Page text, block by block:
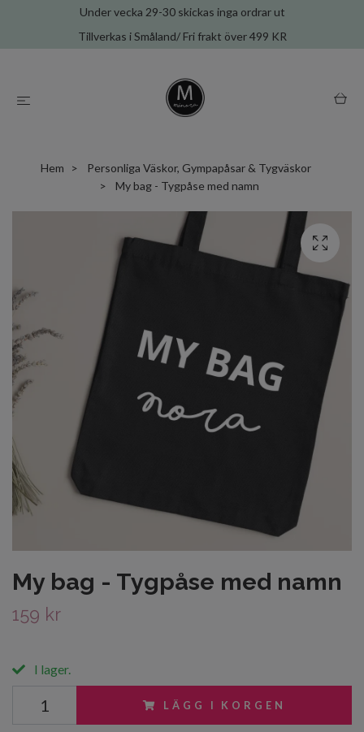
Under vecka 29-30 skickas inga ordrar ut
Tillverkas i Småland/ Fri frakt över 499 KR
Hem
Personliga Väskor, Gympapåsar & Tygväskor
My bag - Tygpåse med namn
My bag - Tygpåse med namn
159 kr
I lager.
LÄGG I KORGEN